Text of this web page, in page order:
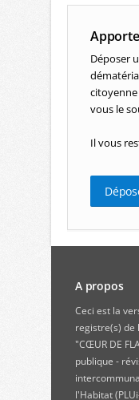
Déposer
citoyenne
vous le
Il vous
A propos
Ceci est la
registre(s) de
"CŒUR DE
publique -
l'Habitat